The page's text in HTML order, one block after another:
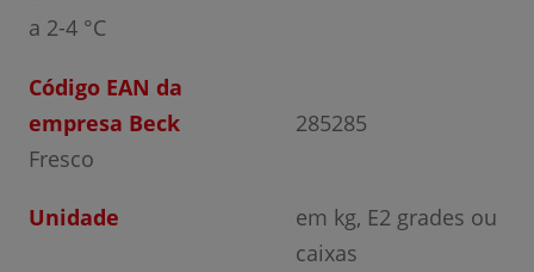
a 2-4 °C
Código EAN da
empresa Beck
Fresco
285285
Unidade
em kg, E2 grades ou
caixas